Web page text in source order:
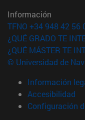
Información
TFNO +34 948 42 56
¿QUÉ GRADO TE
¿QUÉ MÁSTER TE
© Universidad de
Información
Accesibilidad
Configuración